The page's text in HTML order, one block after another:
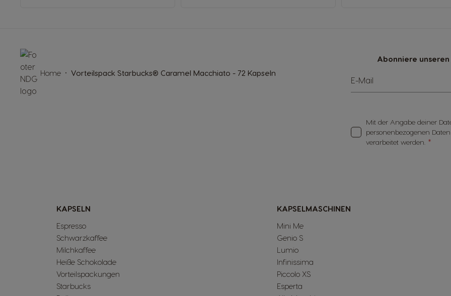
Abonniere
E-Mail
Mit der Angabe deiner
personenbezogenen
verarbeitet werden.
Home Vorteilspack Starbucks® Caramel Macchiato - 72 Kapseln
KAPSELN
Espresso
Schwarzkaffee
Milchkaffee
Heiße Schokolade
Vorteilspackungen
Starbucks
KAPSELMASCHINEN
Mini Me
Genio S
Lumio
Infinissima
Piccolo XS
Esperta